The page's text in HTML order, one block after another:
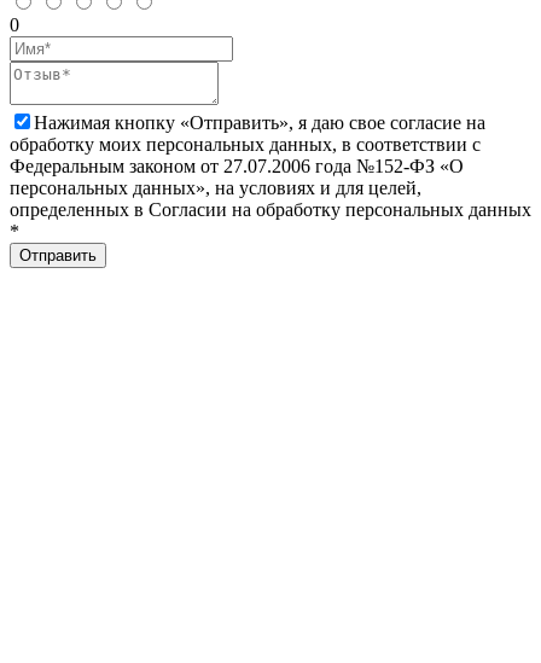
0
Нажимая кнопку «Отправить», я даю свое согласие на
обработку моих персональных данных, в соответствии с
Федеральным законом от 27.07.2006 года №152-ФЗ «О
персональных данных», на условиях и для целей,
определенных в Согласии на обработку персональных данных
*
Отправить